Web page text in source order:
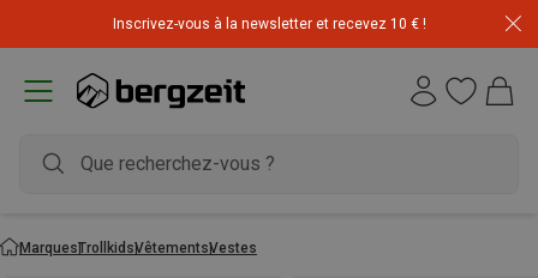
Inscrivez-vous à la newsletter et recevez 10 € !
MarquesTrollkidsVêtementsVestes